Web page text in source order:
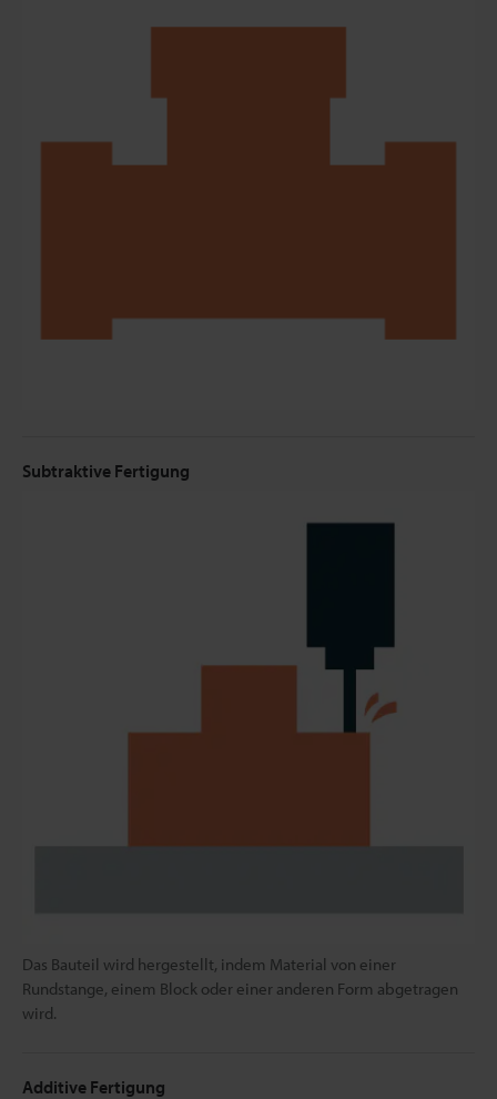
Subtraktive Fertigung
Das Bauteil wird hergestellt, indem Material von einer
Rundstange, einem Block oder einer anderen Form abgetragen
wird.
Additive Fertigung